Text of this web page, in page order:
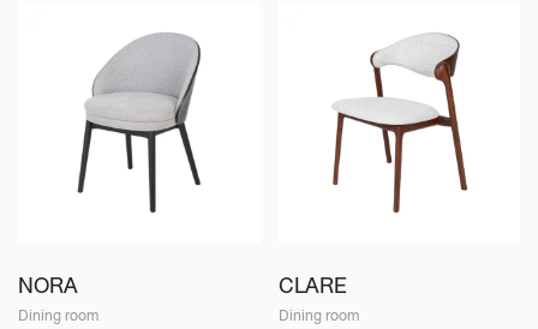
NORA
Dining room
CLARE
Dining room